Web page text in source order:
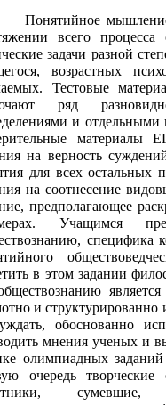
мышление
всего процесса
задачи разной
возрастных
Тестовые
ряд
и
материалы
на верность
для всех остальных
на соотнесение
предполагающее
Учащимся
специфика
в этом задании
и структурированно
обоснованно
мнения ученых и
олимпиадных
очередь